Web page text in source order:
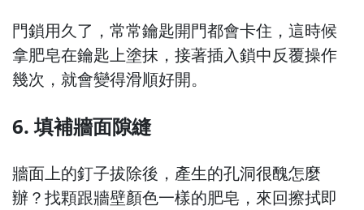
門鎖用久了，常常鑰匙開門都會卡住，這時候
拿肥皂在鑰匙上塗抹，接著插入鎖中反覆操作
幾次，就會變得滑順好開。
6. 填補牆面隙縫
牆面上的釘子拔除後，產生的孔洞很醜怎麼
辦？找顆跟牆壁顏色一樣的肥皂，來回擦拭即